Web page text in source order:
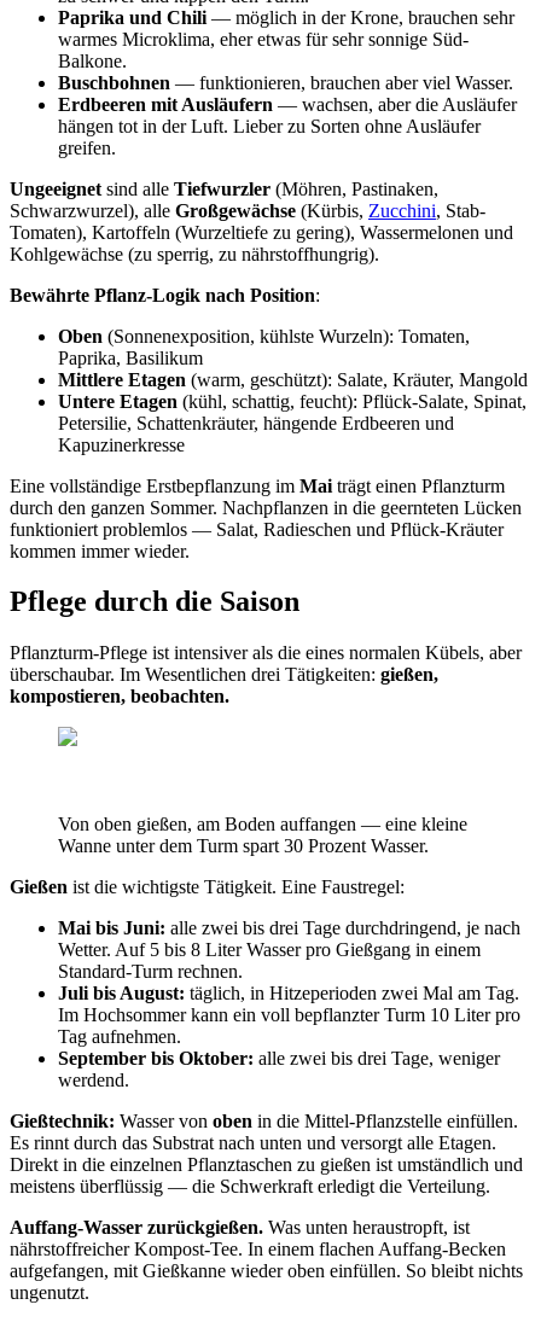
Paprika und Chili — möglich in der Krone, brauchen sehr
warmes Microklima, eher etwas für sehr sonnige Süd-
Balkone.
Buschbohnen — funktionieren, brauchen aber viel Wasser.
Erdbeeren mit Ausläufern — wachsen, aber die Ausläufer
hängen tot in der Luft. Lieber zu Sorten ohne Ausläufer
greifen.
Ungeeignet sind alle Tiefwurzler (Möhren, Pastinaken,
Schwarzwurzel), alle Großgewächse (Kürbis, Zucchini, Stab-
Tomaten), Kartoffeln (Wurzeltiefe zu gering), Wassermelonen und
Kohlgewächse (zu sperrig, zu nährstoffhungrig).
Bewährte Pflanz-Logik nach Position:
Oben (Sonnenexposition, kühlste Wurzeln): Tomaten,
Paprika, Basilikum
Mittlere Etagen (warm, geschützt): Salate, Kräuter, Mangold
Untere Etagen (kühl, schattig, feucht): Pflück-Salate, Spinat,
Petersilie, Schattenkräuter, hängende Erdbeeren und
Kapuzinerkresse
Eine vollständige Erstbepflanzung im Mai trägt einen Pflanzturm
durch den ganzen Sommer. Nachpflanzen in die geernteten Lücken
funktioniert problemlos — Salat, Radieschen und Pflück-Kräuter
kommen immer wieder.
Pflege durch die Saison
Pflanzturm-Pflege ist intensiver als die eines normalen Kübels, aber
überschaubar. Im Wesentlichen drei Tätigkeiten: gießen,
kompostieren, beobachten.
Von oben gießen, am Boden auffangen — eine kleine
Wanne unter dem Turm spart 30 Prozent Wasser.
Gießen ist die wichtigste Tätigkeit. Eine Faustregel:
Mai bis Juni: alle zwei bis drei Tage durchdringend, je nach
Wetter. Auf 5 bis 8 Liter Wasser pro Gießgang in einem
Standard-Turm rechnen.
Juli bis August: täglich, in Hitzeperioden zwei Mal am Tag.
Im Hochsommer kann ein voll bepflanzter Turm 10 Liter pro
Tag aufnehmen.
September bis Oktober: alle zwei bis drei Tage, weniger
werdend.
Gießtechnik: Wasser von oben in die Mittel-Pflanzstelle einfüllen.
Es rinnt durch das Substrat nach unten und versorgt alle Etagen.
Direkt in die einzelnen Pflanztaschen zu gießen ist umständlich und
meistens überflüssig — die Schwerkraft erledigt die Verteilung.
Auffang-Wasser zurückgießen. Was unten heraustropft, ist
nährstoffreicher Kompost-Tee. In einem flachen Auffang-Becken
aufgefangen, mit Gießkanne wieder oben einfüllen. So bleibt nichts
ungenutzt.